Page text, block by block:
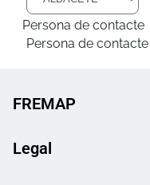
FREMAP
Legal